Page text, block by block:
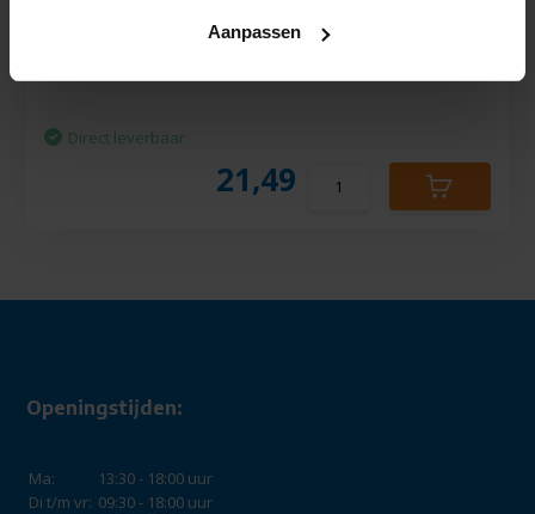
Aanpassen
Direct leverbaar
21,49
Openingstijden:
Ma:
13:30 - 18:00 uur
Di t/m vr: 09:30 - 18:00 uur